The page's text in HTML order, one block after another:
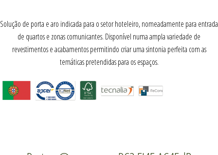
Solução de porta e aro indicada para o setor hoteleiro, nomeadamente para entrada
de quartos e zonas comunicantes. Disponível numa ampla variedade de
revestimentos e acabamentos permitindo criar uma sintonia perfeita com as
temáticas pretendidas para os espaços.